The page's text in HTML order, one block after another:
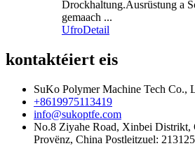
Drockhaltung.Ausrüstung a
gemaach ...
UfroDetail
kontaktéiert eis
SuKo Polymer Machine Tech Co.,
+8619975113419
info@sukoptfe.com
No.8 Ziyahe Road, Xinbei Distrikt,
Provënz, China Postleitzuel: